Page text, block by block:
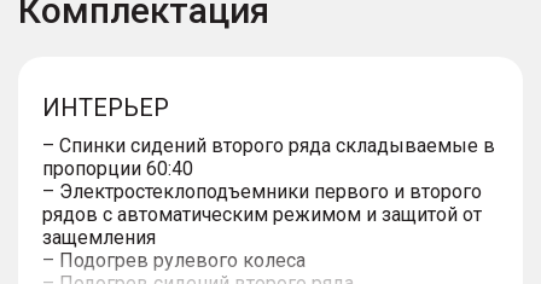
Комплектация
ИНТЕРЬЕР
– Спинки сидений второго ряда складываемые в
пропорции 60:40
– Электростеклоподъемники первого и второго
рядов с автоматическим режимом и защитой от
защемления
– Подогрев рулевого колеса